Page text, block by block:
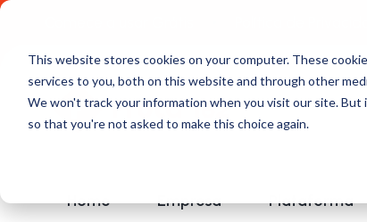
This website stores cookies on your computer. These
services to you, both on this website and through other
We won't track your information when you visit our site.
so that you're not asked to make this choice again.
Home Empresa Plataforma